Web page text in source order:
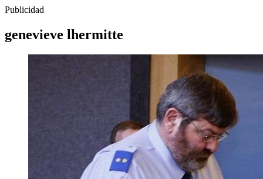
Publicidad
genevieve lhermitte